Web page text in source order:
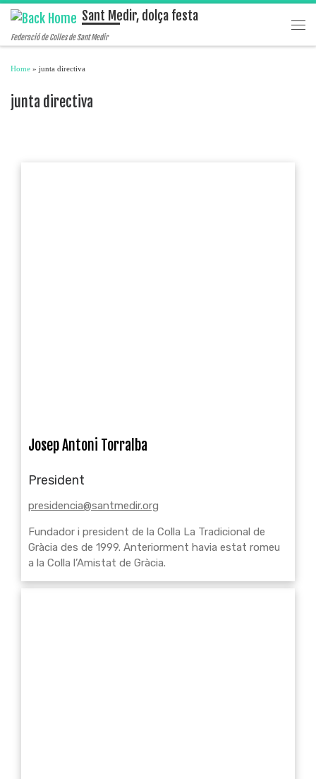
Skip to content Sant Medir, dolça festa
Federació de Colles de Sant Medir
Home » junta directiva
junta directiva
Josep Antoni Torralba
President
presidencia@santmedir.org
Fundador i president de la Colla La Tradicional de
Gràcia des de 1999. Anteriorment havia estat romeu
a la Colla l’Amistat de Gràcia.